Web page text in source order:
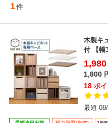
1件
木製キ
付 【幅
クス ...
1,980
1,800
18 ポイ
最短